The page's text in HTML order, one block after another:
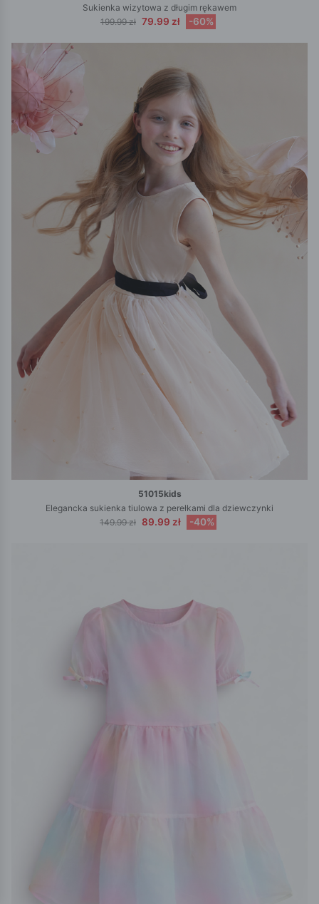
Sukienka wizytowa z długim rękawem
199.99 zł 79.99 zł -60%
51015kids
Elegancka sukienka tiulowa z perełkami dla dziewczynki
149.99 zł 89.99 zł -40%